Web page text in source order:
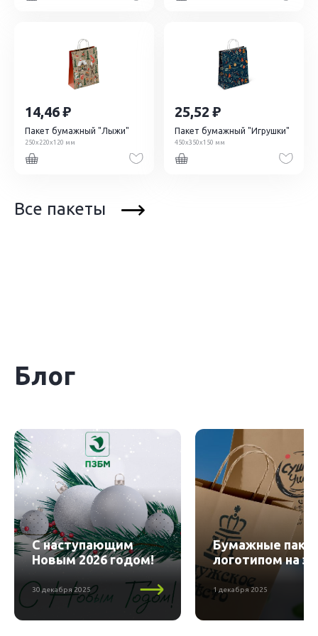
14,46
Пакет бумажный "Лыжи"
250х220х120 мм
25,52
Пакет бумажный "Игрушки"
450х350х150 мм
Все пакеты
Блог
С наступающим
Новым 2026 годом!
30 декабря 2025
Бумажные
логотипом на
1 декабря 2025